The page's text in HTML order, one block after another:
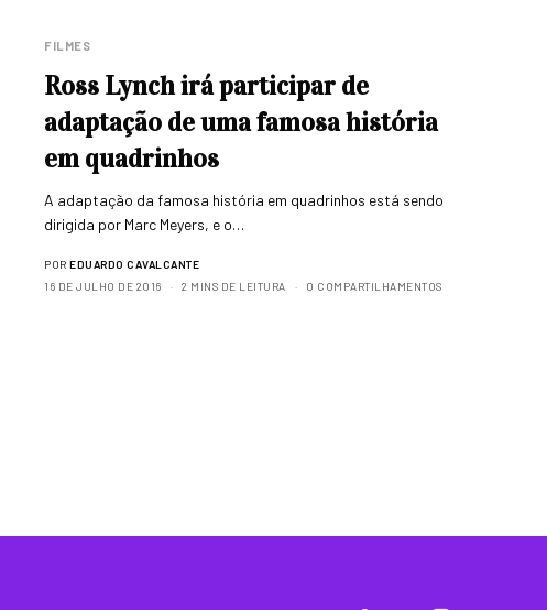
FILMES
Ross Lynch irá participar de
adaptação de uma famosa história
em quadrinhos
A adaptação da famosa história em quadrinhos está sendo
dirigida por Marc Meyers, e o…
POR EDUARDO CAVALCANTE
16 DE JULHO DE 2016
2 MINS DE LEITURA 0 COMPARTILHAMENTOS